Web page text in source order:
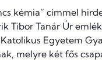
kémia” címmel
Tibor Tanár Úr
Egyetem
melyre két fős